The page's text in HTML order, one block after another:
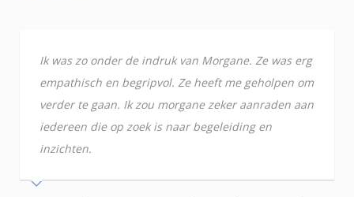
Ik was zo onder de indruk van Morgane. Ze was erg
empathisch en begripvol. Ze heeft me geholpen om
verder te gaan. Ik zou morgane zeker aanraden aan
iedereen die op zoek is naar begeleiding en
inzichten.